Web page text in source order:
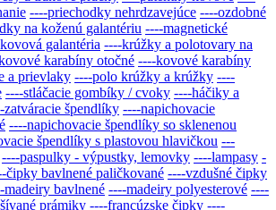
----priechodky nehrdzavejúce ----ozdobné
na koženú galantériu ----magnetické
galantéria ----krúžky a polotovary na
karabíny otočné ----kovové karabíny
a prievlaky ----polo krúžky a krúžky ----
----stláčacie gombíky / cvoky ----háčiky a
zatváracie špendlíky ----napichovacie
----napichovacie špendlíky so sklenenou
špendlíky s plastovou hlavičkou ---
----paspulky - výpustky, lemovky ----lampasy -
čipky bavlnené paličkované ----vzdušné čipky
madeiry bavlnené ----madeiry polyesterové ----
prámiky ----francúzske čipky ----